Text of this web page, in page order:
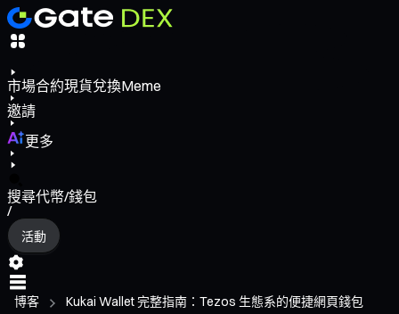
市場合約現貨兌換Meme
邀請
更多
搜尋代幣/錢包
/
活動
博客 Kukai Wallet 完整指南：Tezos 生態系的便捷網頁錢包